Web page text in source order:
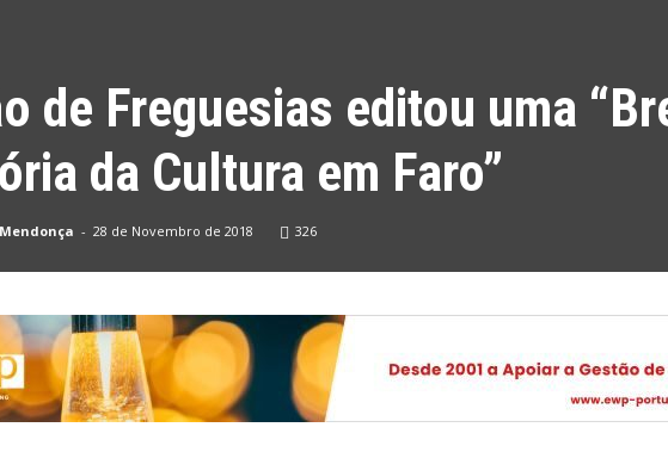
de Freguesias editou uma
da Cultura em Faro”
- 28 de Novembro de 2018 326